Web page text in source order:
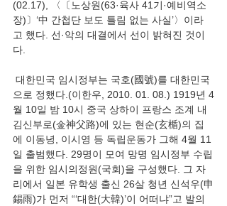
(02.17), 〈〔노상원(63·육사 41기·예비역소
장)〕‘中 간첩단 보도 틀림 없는 사실’〉이라
고 했다. 선·악의 대결에서 선이 밝혀진 것이
다.
대한민국 임시정부는 국호(國號)를 대한민국
으로 정했다.(이한우, 2010. 01. 08.) 1919년 4
월 10일 밤 10시 중국 상하이 프랑스 조계 내
김신부로(金神父路)에 있는 현순(玄楯)의 집
에 이동녕, 이시영 등 독립운동가 그해 4월 11
일 출범했다. 29명이 모여 망명 임시정부 수립
을 위한 임시의정원(국회)을 구성했다. 그 자
리에서 일본 유학생 출신 26살 청년 신석우(申
錫雨)가 먼저 “‘대한(大韓)’이 어떠냐”고 발의